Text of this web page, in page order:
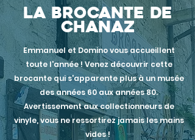
la brocante de
chanaz
Emmanuel et Domino vous accueillent
toute l'année ! Venezdécouvrir cette
brocante qui s'apparente plus à un musée
des années 60 aux années 80.
Avertissement aux collectionneurs de
vinyle,vousne ressortirez jamais les mains
vides !